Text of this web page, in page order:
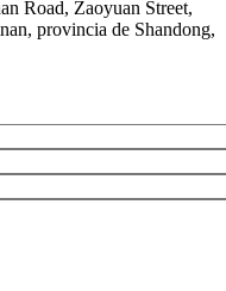
Road, Zaoyuan Street,
provincia de Shandong,